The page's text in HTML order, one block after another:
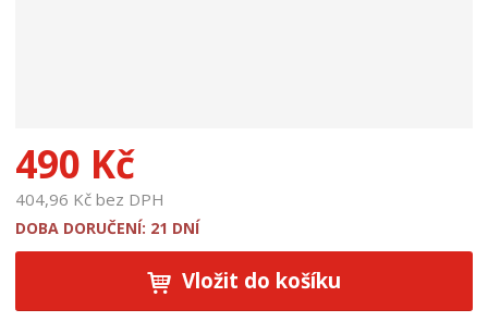
490 Kč
404,96 Kč bez DPH
DOBA DORUČENÍ: 21 DNÍ
Vložit do košíku